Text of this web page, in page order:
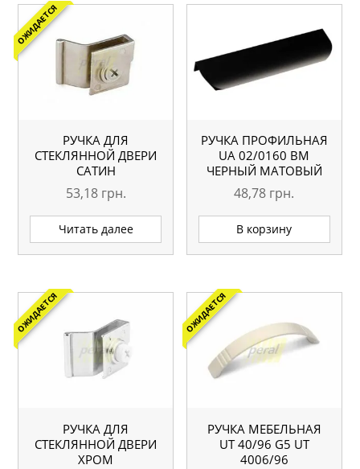
ОЖИДАЕТСЯ
РУЧКА ДЛЯ
СТЕКЛЯННОЙ ДВЕРИ
САТИН
53,18 грн.
Читать далее
РУЧКА ПРОФИЛЬНАЯ
UA 02/0160 BM
ЧЕРНЫЙ МАТОВЫЙ
48,78 грн.
В корзину
ОЖИДАЕТСЯ
РУЧКА ДЛЯ
СТЕКЛЯННОЙ ДВЕРИ
ХРОМ
ОЖИДАЕТСЯ
РУЧКА МЕБЕЛЬНАЯ
UТ 40/96 G5 UT
4006/96